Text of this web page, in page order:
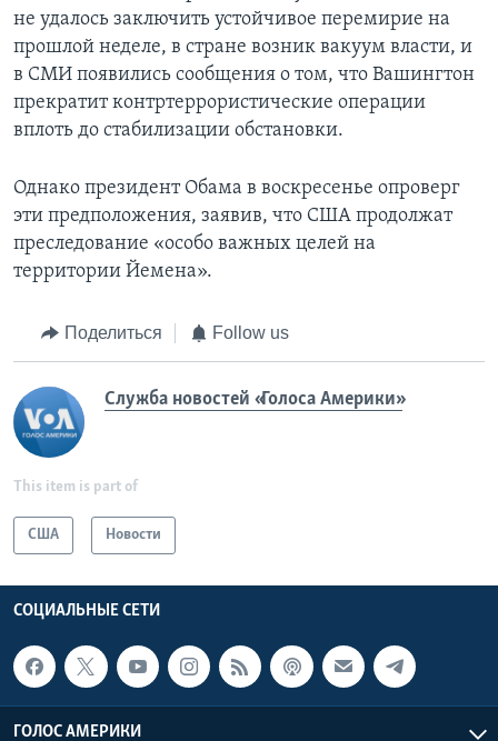
не удалось заключить устойчивое перемирие на
прошлой неделе, в стране возник вакуум власти, и
в СМИ появились сообщения о том, что Вашингтон
прекратит контртеррористические операции
вплоть до стабилизации обстановки.
Однако президент Обама в воскресенье опроверг
эти предположения, заявив, что США продолжат
преследование «особо важных целей на
территории Йемена».
Поделиться Follow us
Служба новостей «Голоса Америки»
This item is part of
США Новости
СОЦИАЛЬНЫЕ СЕТИ
ГОЛОС АМЕРИКИ